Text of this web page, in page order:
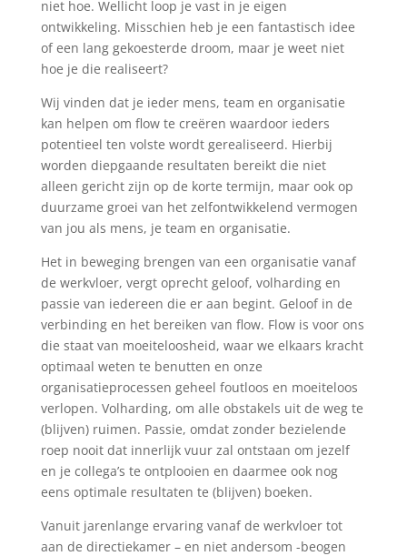
niet hoe. Wellicht loop je vast in je eigen
ontwikkeling. Misschien heb je een fantastisch idee
of een lang gekoesterde droom, maar je weet niet
hoe je die realiseert?
Wij vinden dat je ieder mens, team en organisatie
kan helpen om flow te creëren waardoor ieders
potentieel ten volste wordt gerealiseerd. Hierbij
worden diepgaande resultaten bereikt die niet
alleen gericht zijn op de korte termijn, maar ook op
duurzame groei van het zelfontwikkelend vermogen
van jou als mens, je team en organisatie.
Het in beweging brengen van een organisatie vanaf
de werkvloer, vergt oprecht geloof, volharding en
passie van iedereen die er aan begint. Geloof in de
verbinding en het bereiken van flow. Flow is voor ons
die staat van moeiteloosheid, waar we elkaars kracht
optimaal weten te benutten en onze
organisatieprocessen geheel foutloos en moeiteloos
verlopen. Volharding, om alle obstakels uit de weg te
(blijven) ruimen. Passie, omdat zonder bezielende
roep nooit dat innerlijk vuur zal ontstaan om jezelf
en je collega’s te ontplooien en daarmee ook nog
eens optimale resultaten te (blijven) boeken.
Vanuit jarenlange ervaring vanaf de werkvloer tot
aan de directiekamer – en niet andersom -beogen